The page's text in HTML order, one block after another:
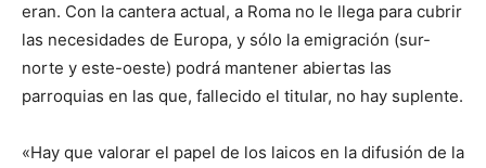
eran. Con la cantera actual, a Roma no le llega para cubrir
las necesidades de Europa, y sólo la emigración (sur-
norte y este-oeste) podrá mantener abiertas las
parroquias en las que, fallecido el titular, no hay suplente.
«Hay que valorar el papel de los laicos en la difusión de la